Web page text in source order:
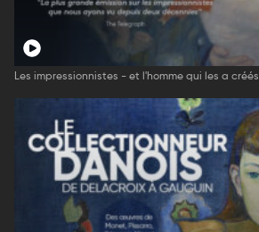
Les impressionnistes - et l'homme qui les a créés